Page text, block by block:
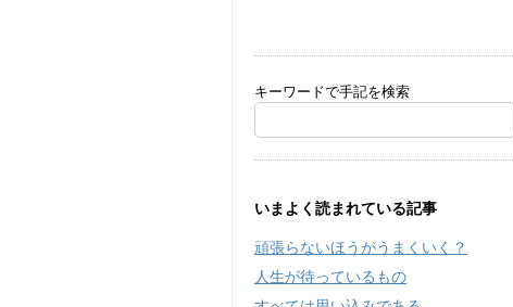
キーワードで手記を検索
いまよく読まれている記事
頑張らないほうがうまくいく？
人生が待っているもの